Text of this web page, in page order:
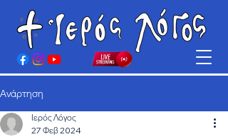
Ανάρτηση
Ιερός Λόγος
27 Φεβ 2024